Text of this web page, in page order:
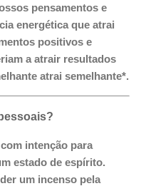
pensamentos e
energética que atrai
positivos e
a atrair resultados
atrai semelhante*.
intenção para
estado de espírito.
um incenso pela